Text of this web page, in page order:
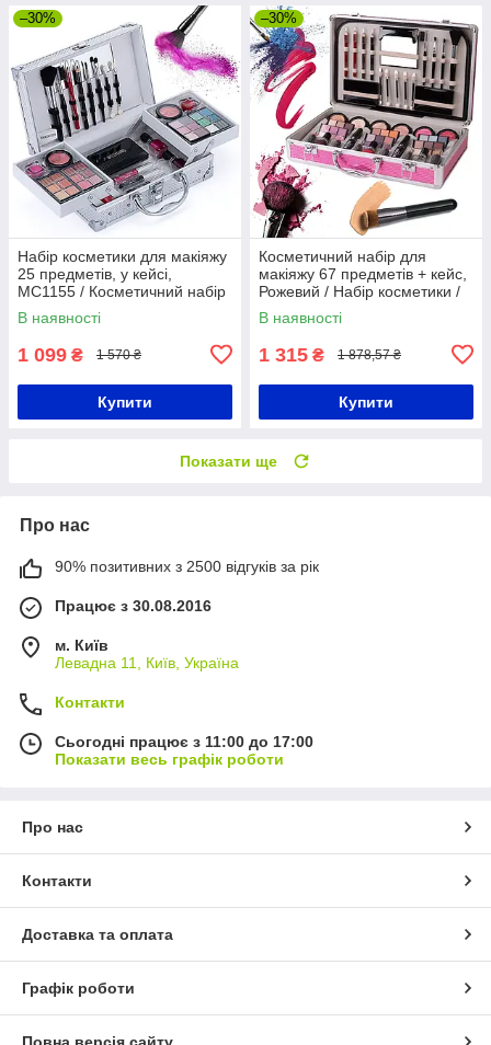
–30%
Набір косметики для макіяжу
25 предметів, у кейсі,
MC1155 / Косметичний набір
/ Повний набір для макіяжу
В наявності
1 099 ₴ 1 570 ₴
Купити
–30%
Косметичний набір для
макіяжу 67 предметів + кейс,
Рожевий / Набір косметики /
Набір декоративної
косметики
В наявності
1 315 ₴ 1 878,57 ₴
Купити
Показати ще
Про нас
90% позитивних з 2500 відгуків за рік
Працює з 30.08.2016
м. Київ
Левадна 11, Київ, Україна
Контакти
Сьогодні працює з 11:00 до 17:00
Показати весь графік роботи
Про нас
Контакти
Доставка та оплата
Графік роботи